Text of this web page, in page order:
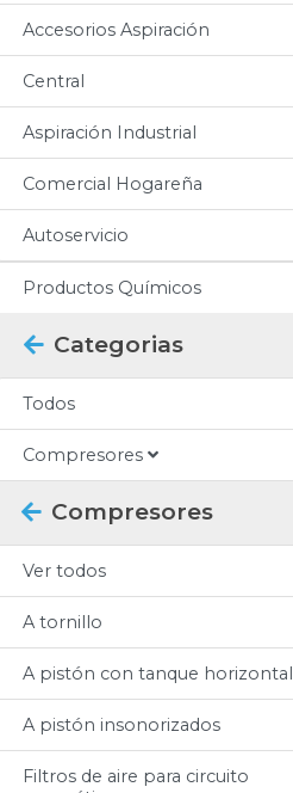
Accesorios Aspiración
Central
Aspiración Industrial
Comercial Hogareña
Autoservicio
Productos Químicos
Categorias
Todos
Compresores
Compresores
Ver todos
A tornillo
A pistón con tanque horizontal
A pistón insonorizados
Filtros de aire para circuito